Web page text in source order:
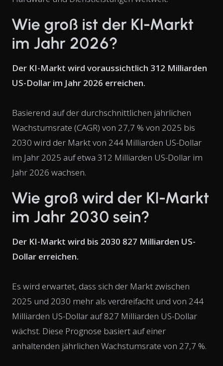
Wie groß ist der KI-Markt
im Jahr 2026?
Der KI-Markt wird voraussichtlich 312 Milliarden
US-Dollar im Jahr 2026 erreichen.
Basierend auf der durchschnittlichen jährlichen
Wachstumsrate (CAGR) von 27,7 % von 2025 bis
2030 wird der Markt von 244 Milliarden US-Dollar
im Jahr 2025 auf etwa 312 Milliarden US-Dollar im
Jahr 2026 wachsen.
Wie groß wird der KI-Markt
im Jahr 2030 sein?
Der KI-Markt wird bis 2030 827 Milliarden US-
Dollar erreichen.
Es wird erwartet, dass sich der Markt zwischen
2025 und 2030 mehr als verdreifacht und von 244
Milliarden US-Dollar auf 827 Milliarden US-Dollar
wächst. Diese Prognose basiert auf einer
anhaltenden jährlichen Wachstumsrate von 27,7 %.